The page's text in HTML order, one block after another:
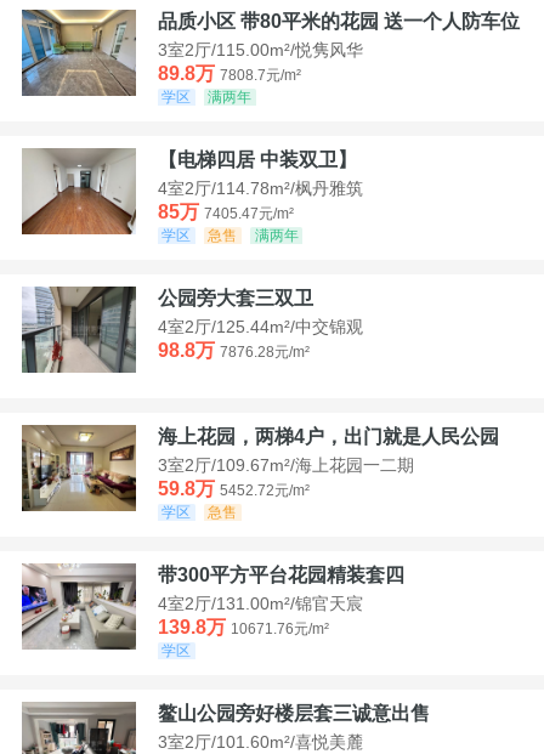
品质小区 带80平米的花园 送一个人防车位
3室2厅/115.00m²/悦隽风华
89.8万 7808.7元/m²
学区
满两年
【电梯四居 中装双卫】
4室2厅/114.78m²/枫丹雅筑
85万 7405.47元/m²
学区
急售 满两年
公园旁大套三双卫
4室2厅/125.44m²/中交锦观
98.8万 7876.28元/m²
海上花园，两梯4户，出门就是人民公园
3室2厅/109.67m²/海上花园一二期
59.8万 5452.72元/m²
学区
急售
带300平方平台花园精装套四
4室2厅/131.00m²/锦官天宸
139.8万 10671.76元/m²
学区
鳌山公园旁好楼层套三诚意出售
3室2厅/101.60m²/喜悦美麓